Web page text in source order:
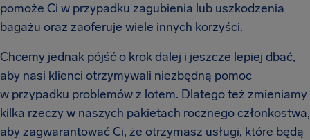
pomoże Ci w przypadku zagubienia lub uszkodzenia
bagażu oraz zaoferuje wiele innych korzyści.
Chcemy jednak pójść o krok dalej i jeszcze lepiej dbać,
aby nasi klienci otrzymywali niezbędną pomoc
w przypadku problemów z lotem. Dlatego też zmieniamy
kilka rzeczy w naszych pakietach rocznego członkostwa,
aby zagwarantować Ci, że otrzymasz usługi, które będą